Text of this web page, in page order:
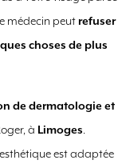
médecin peut refuser
choses de plus
de dermatologie et
à Limoges.
est adaptée